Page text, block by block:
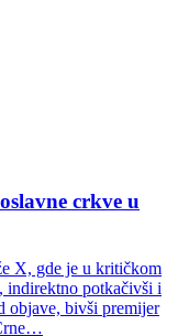
crkve u
X, gde je u kritičkom
indirektno potkačivši i
objave, bivši premijer